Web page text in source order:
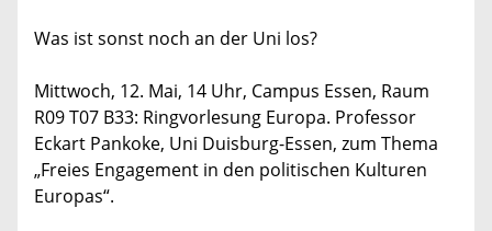
Was ist sonst noch an der Uni los?
Mittwoch, 12. Mai, 14 Uhr, Campus Essen, Raum
R09 T07 B33: Ringvorlesung Europa. Professor
Eckart Pankoke, Uni Duisburg-Essen, zum Thema
„Freies Engagement in den politischen Kulturen
Europas“.